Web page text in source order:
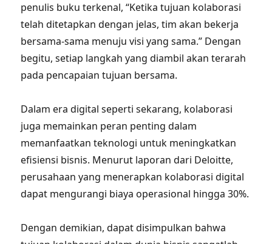
penulis buku terkenal, “Ketika tujuan kolaborasi
telah ditetapkan dengan jelas, tim akan bekerja
bersama-sama menuju visi yang sama.” Dengan
begitu, setiap langkah yang diambil akan terarah
pada pencapaian tujuan bersama.
Dalam era digital seperti sekarang, kolaborasi
juga memainkan peran penting dalam
memanfaatkan teknologi untuk meningkatkan
efisiensi bisnis. Menurut laporan dari Deloitte,
perusahaan yang menerapkan kolaborasi digital
dapat mengurangi biaya operasional hingga 30%.
Dengan demikian, dapat disimpulkan bahwa